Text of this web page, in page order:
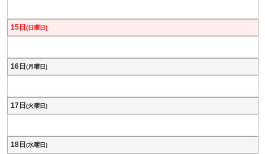
15日 (日曜日)
16日 (月曜日)
17日 (火曜日)
18日 (水曜日)